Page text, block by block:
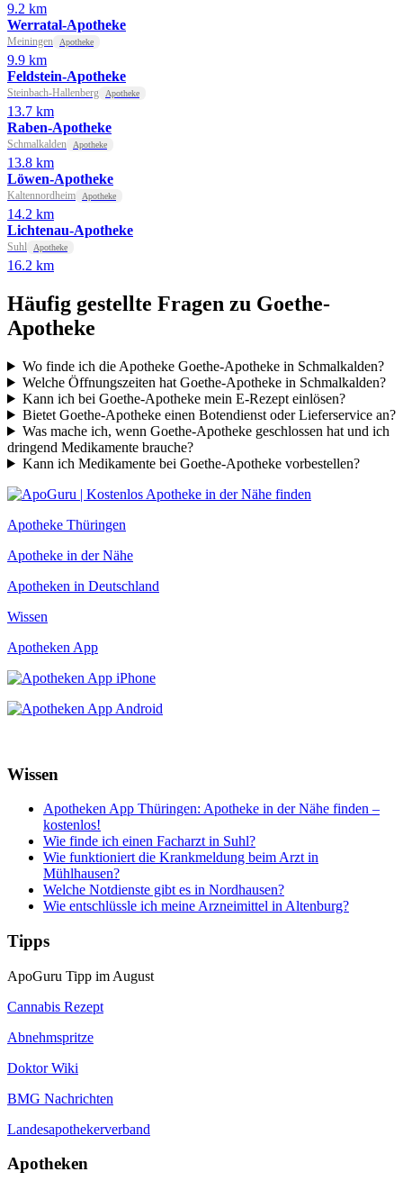
9.2 km
Werratal-Apotheke
Meiningen Apotheke
9.9 km
Feldstein-Apotheke
Steinbach-Hallenberg Apotheke
13.7 km
Raben-Apotheke
Schmalkalden Apotheke
13.8 km
Löwen-Apotheke
Kaltennordheim Apotheke
14.2 km
Lichtenau-Apotheke
Suhl Apotheke
16.2 km
Häufig gestellte Fragen zu Goethe-
Apotheke
Wo finde ich die Apotheke Goethe-Apotheke in Schmalkalden?
Welche Öffnungszeiten hat Goethe-Apotheke in Schmalkalden?
Kann ich bei Goethe-Apotheke mein E-Rezept einlösen?
Bietet Goethe-Apotheke einen Botendienst oder Lieferservice an?
Was mache ich, wenn Goethe-Apotheke geschlossen hat und ich
dringend Medikamente brauche?
Kann ich Medikamente bei Goethe-Apotheke vorbestellen?
Apotheke Thüringen
Apotheke in der Nähe
Apotheken in Deutschland
Wissen
Apotheken App
Wissen
Apotheken App Thüringen: Apotheke in der Nähe finden –
kostenlos!
Wie finde ich einen Facharzt in Suhl?
Wie funktioniert die Krankmeldung beim Arzt in
Mühlhausen?
Welche Notdienste gibt es in Nordhausen?
Wie entschlüssle ich meine Arzneimittel in Altenburg?
Tipps
ApoGuru Tipp im August
Cannabis Rezept
Abnehmspritze
Doktor Wiki
BMG Nachrichten
Landesapothekerverband
Apotheken